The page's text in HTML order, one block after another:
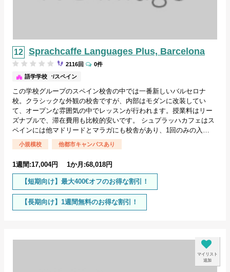
Sprachcaffe Languages Plus, Barcelona
バルセロナ/スペイン
語学学校
2116回 0件
この学校グループのスペイン校舎の中では一番新しいバルセロナ
校。クラシックな外観の校舎ですが、内部はモダンに改装してい
て、オープンな雰囲気の中でレッスンが行われます。授業料はリー
ズナブルで、滞在費用も比較的安いです。 シュプラッハカフェはス
ペインには他マドリードとマラガにも校舎があり、1回のみの入…
小規模校 他都市キャンパスあり
1週間:17,004円 1か月:68,018円
【短期向け】最大400€オフのお得な割引！
【長期向け】1週間無料のお得な割引！
マイリスト
追加